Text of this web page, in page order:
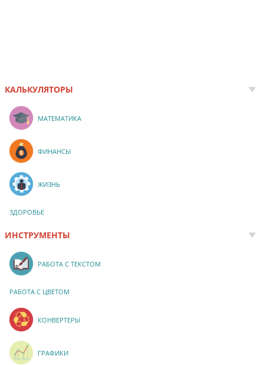
КАЛЬКУЛЯТОРЫ
МАТЕМАТИКА
ФИНАНСЫ
ЖИЗНЬ
ЗДОРОВЬЕ
ИНСТРУМЕНТЫ
РАБОТА С ТЕКСТОМ
РАБОТА С ЦВЕТОМ
КОНВЕРТЕРЫ
ГРАФИКИ